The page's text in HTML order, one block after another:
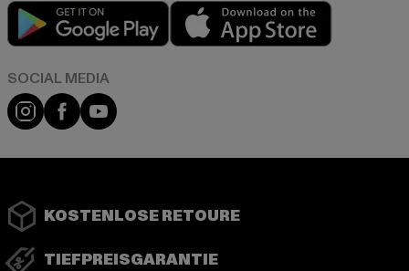
Play market
Instagram
FacebookYouTube
KOSTENLOSE RETOURE
TIEFPREISGARANTIE